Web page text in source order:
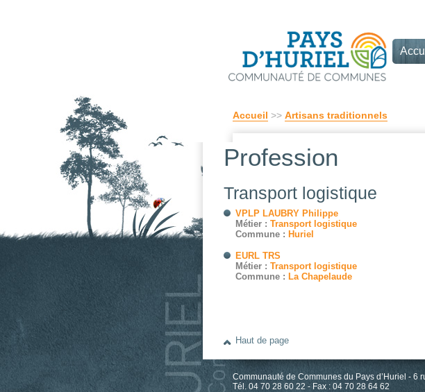
Accueil >> Artisans traditionnels
Profession
Transport logistique
VPLP LAUBRY Philippe
Métier : Transport logistique
Commune : Huriel
EURL TRS
Métier : Transport logistique
Commune : La Chapelaude
Haut de page
Communauté de Communes du Pays d’Huriel - 6
Tél. 04 70 28 60 22 - Fax : 04 70 28 64 62